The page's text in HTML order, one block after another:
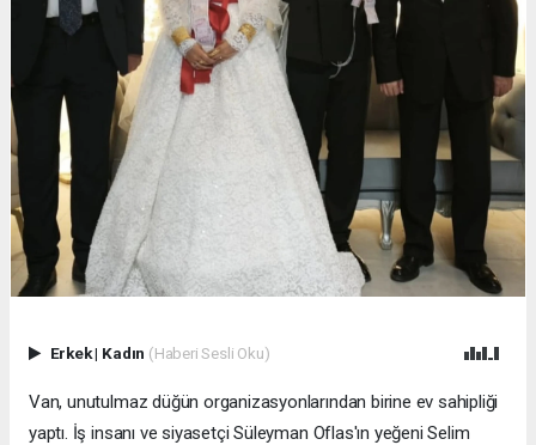
Erkek| Kadın (Haberi Sesli Oku)
Van, unutulmaz düğün organizasyonlarından birine ev sahipliği
yaptı. İş insanı ve siyasetçi Süleyman Oflas'ın yeğeni Selim